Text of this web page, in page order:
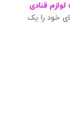
قنادی
خود را یک